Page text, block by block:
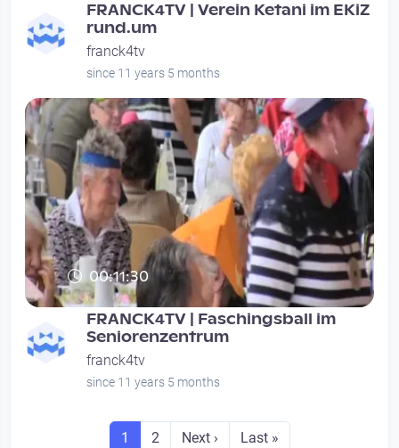
FRANCK4TV | Verein Ketani im EKiZ
rund.um
franck4tv
since 11 years 5 months
00:11:30
FRANCK4TV | Faschingsball im
Seniorenzentrum
franck4tv
since 11 years 5 months
Seitennummerierung
Seite
1 Seite
2 Next page
Next › Last page
Last »